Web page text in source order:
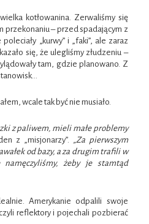
kotłowanina. Zerwaliśmy się
przekonaniu – przed spadającym z
„kurwy” i „faki”, ale zaraz
się, że ulegliśmy złudzeniu –
tam, gdzie planowano. Z
wcale tak być nie musiało.
z paliwem, mieli małe problemy
z „misjonarzy”.
„Za pierwszym
od bazy, a za drugim trafili w
żeby je stamtąd
Amerykanie odpalili swoje
reflektory i pojechali pozbierać